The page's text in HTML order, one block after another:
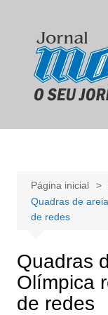
conteúdo
Página inicial
Quadras de
de redes
Quadras
Olímpica
de redes